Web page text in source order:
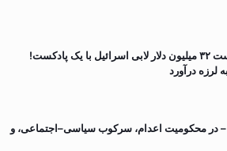
طوفان سوسیالیست‌ها: شکست ۳۲ میلیون دلار لابی اسرائیل با یک پادکست!
لرزه درآورد
– در محکومیت اعدام، سرکوب سیاسی–اجتماعی، و